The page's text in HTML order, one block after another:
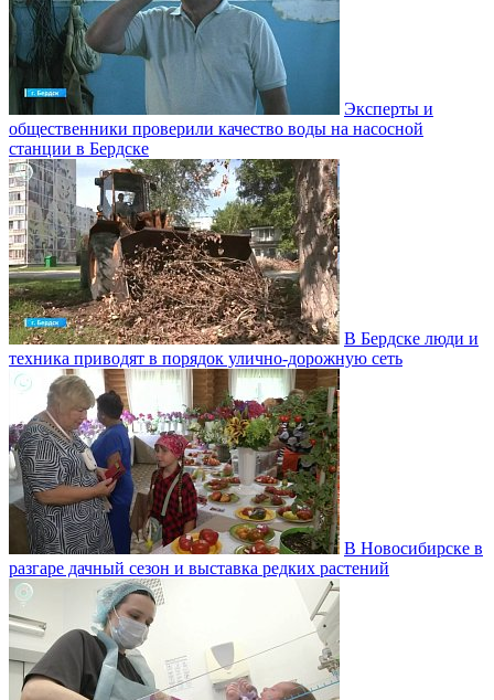
Эксперты и
общественники проверили качество воды на насосной
станции в Бердске
В Бердске люди и
техника приводят в порядок улично‑дорожную сеть
В Новосибирске в
разгаре дачный сезон и выставка редких растений